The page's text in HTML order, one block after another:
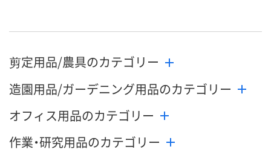
剪定用品/農具のカテゴリー
造園用品/ガーデニング用品のカテゴリー
オフィス用品のカテゴリー
作業・研究用品のカテゴリー